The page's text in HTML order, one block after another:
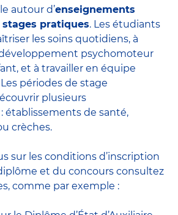
autour d’enseignements
stages pratiques. Les étudiants
les soins quotidiens, à
psychomoteur
et à travailler en équipe
périodes de stage
plusieurs
établissements de santé,
crèches.
sur les conditions d’inscription
et du concours consultez
comme par exemple :